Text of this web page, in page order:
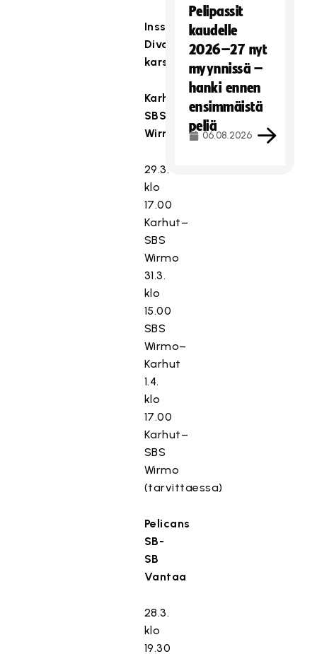
Inssi-
Divarin
karsinta:
Karhut-
SBS
Wirmo
29.3.
klo
17.00
Karhut–
SBS
Wirmo
31.3.
klo
15.00
SBS
Wirmo–
Karhut
1.4.
klo
17.00
Karhut–
SBS
Wirmo
(tarvittaessa)
Pelicans
SB-
SB
Vantaa
28.3.
klo
19.30
Pelipassit
kaudelle
2026–27 nyt
myynnissä –
hanki ennen
ensimmäistä
peliä
06.08.2026